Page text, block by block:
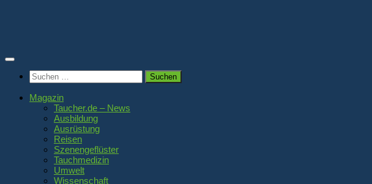
Suchen
nach:
Magazin
Taucher.de – News
Ausbildung
Ausrüstung
Reisen
Szenengeflüster
Tauchmedizin
Umwelt
Wissenschaft